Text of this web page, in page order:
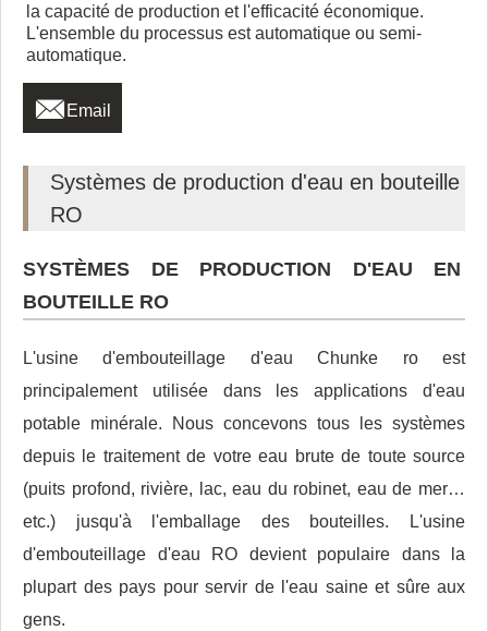
la capacité de production et l'efficacité économique.
L'ensemble du processus est automatique ou semi-
automatique.
 Email
Systèmes de production d'eau en bouteille
RO
SYSTÈMES DE PRODUCTION D'EAU EN
BOUTEILLE RO
L'usine d'embouteillage d'eau Chunke ro est
principalement utilisée dans les applications d'eau
potable minérale. Nous concevons tous les systèmes
depuis le traitement de votre eau brute de toute source
(puits profond, rivière, lac, eau du robinet, eau de mer…
etc.) jusqu'à l'emballage des bouteilles. L'usine
d'embouteillage d'eau RO devient populaire dans la
plupart des pays pour servir de l'eau saine et sûre aux
gens.